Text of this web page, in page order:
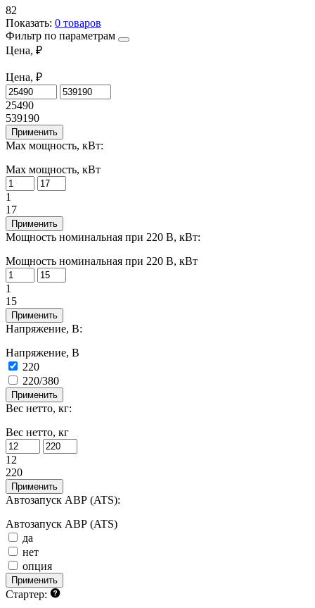
82
Показать: 0 товаров
Фильтр по параметрам
Цена, ₽
Цена, ₽
25490
539190
Применить
Max мощность, кВт:
Max мощность, кВт
1
17
Применить
Мощность номинальная при 220 В, кВт:
Мощность номинальная при 220 В, кВт
1
15
Применить
Напряжение, В:
Напряжение, В
220
220/380
Применить
Вес нетто, кг:
Вес нетто, кг
12
220
Применить
Автозапуск АВР (ATS):
Автозапуск АВР (ATS)
да
нет
опция
Применить
Стартер: